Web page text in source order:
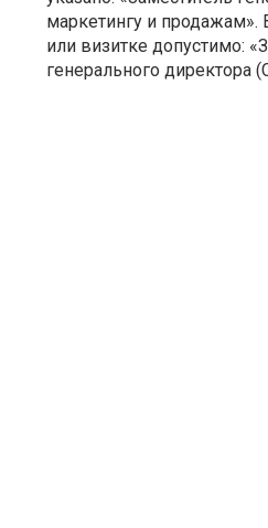
маркетингу и продажам».
или визитке допустимо:
генерального директора